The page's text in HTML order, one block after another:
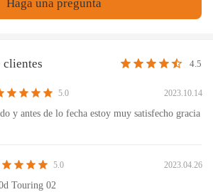
Haga una pregunta
clientes 4.5
5.0 2023.10.14
y antes de lo fecha estoy muy satisfecho gracia
5.0 2023.04.26
Touring 02